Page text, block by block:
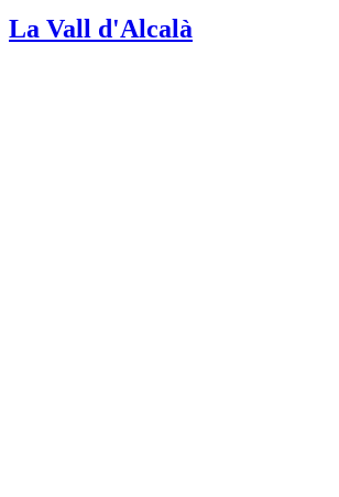
La Vall d'Alcalà